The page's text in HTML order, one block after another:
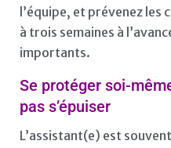
l’équipe, et prévenez
à trois semaines à
importants.
Se protéger soi-
pas s’épuiser
L’assistant(e) est